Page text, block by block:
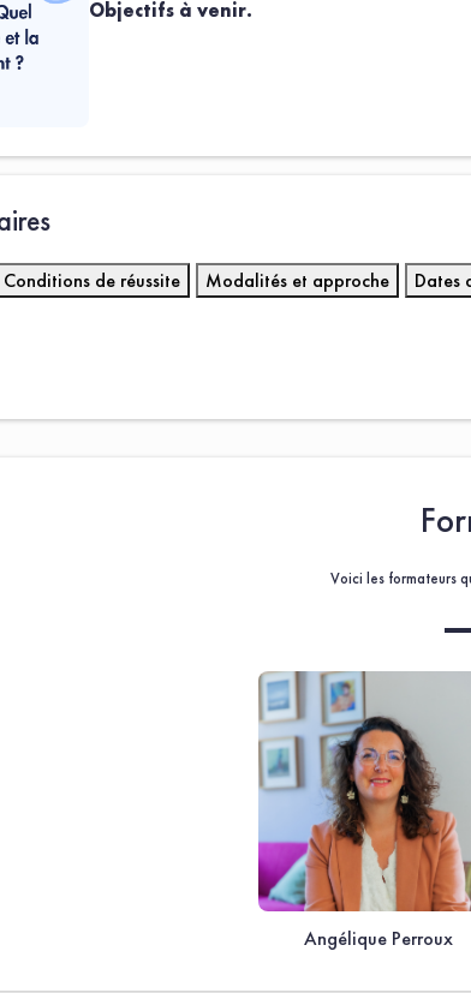
Objectifs à venir.
de réussite Modalités et approche Dates
Voici les formateurs
Angélique Perroux